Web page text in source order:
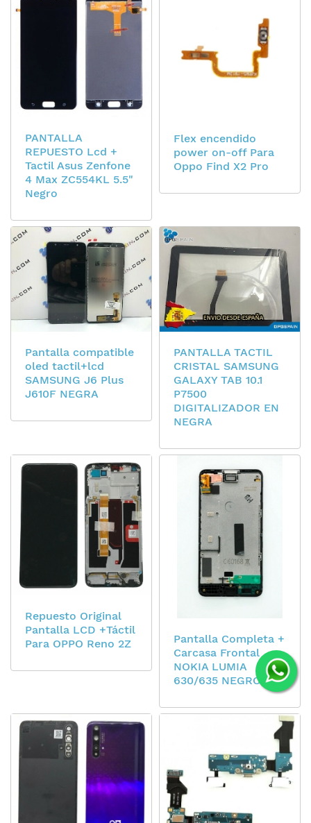
PANTALLA
REPUESTO Lcd +
Tactil Asus Zenfone
4 Max ZC554KL 5.5"
Negro
Flex encendido
power on-off Para
Oppo Find X2 Pro
Pantalla compatible
oled tactil+lcd
SAMSUNG J6 Plus
J610F NEGRA
PANTALLA TACTIL
CRISTAL SAMSUNG
GALAXY TAB 10.1
P7500
DIGITALIZADOR EN
NEGRA
Repuesto Original
Pantalla LCD +Táctil
Para OPPO Reno 2Z
Pantalla Completa +
Carcasa Frontal
NOKIA LUMIA
630/635 NEGRO